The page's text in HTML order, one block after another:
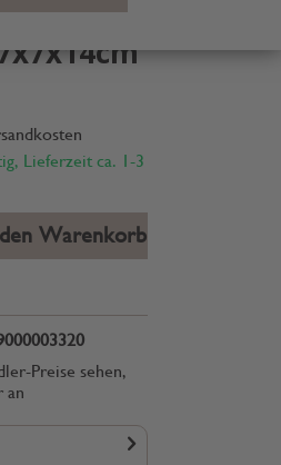
Glas
Lieferzeit ca. 1-3
den Warenkorb
Preise sehen,
an